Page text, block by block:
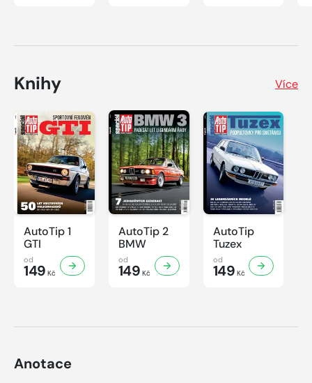
Knihy Více
AutoTip 1
GTI
od
149 Kč
AutoTip 2
BMW
od
149 Kč
AutoTip
Tuzex
od
149 Kč
Anotace